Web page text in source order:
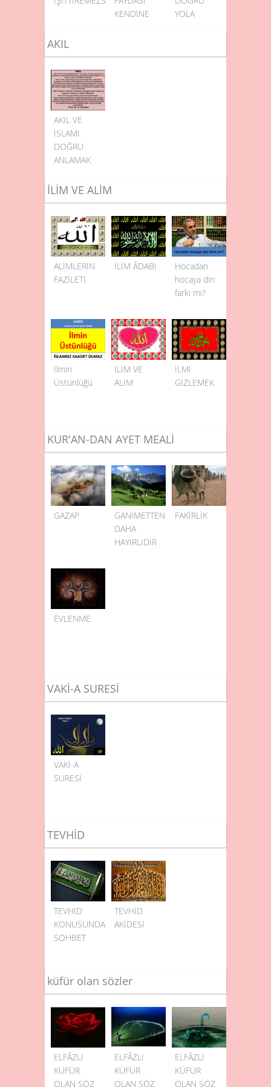
KENDİNE
YOLA
AKIL
AKIL VE
İSLAMI
DOĞRU
ANLAMAK
İLİM VE ALİM
ALİMLERİN
FAZİLETİ
İLİM ÂDABI
Hocadan
hocaya din
farkı mı?
İlmin
Üstünlüğü
İLİM VE
ALİM
İLMİ
GİZLEMEK
KUR'AN-DAN AYET MEALİ
GAZAP
GANİMETTEN
DAHA
HAYIRLIDIR
FAKİRLİK
EVLENME
VAKİ-A SURESİ
VAKİ-A
SURESİ
TEVHİD
TEVHİD
KONUSUNDA
SOHBET
TEVHİD
AKİDESİ
küfür olan sözler
ELFÂZLI
KÜFÜR
OLAN SÖZ
ELFÂZLI
KÜFÜR
OLAN SÖZ
ELFÂZLI
KÜFÜR
OLAN SÖZ